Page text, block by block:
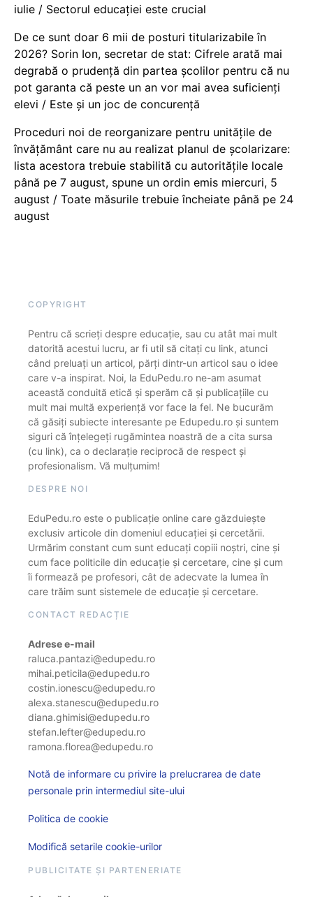
iulie / Sectorul educației este crucial
De ce sunt doar 6 mii de posturi titularizabile în
2026? Sorin Ion, secretar de stat: Cifrele arată mai
degrabă o prudență din partea școlilor pentru că nu
pot garanta că peste un an vor mai avea suficienți
elevi / Este și un joc de concurență
Proceduri noi de reorganizare pentru unitățile de
învățământ care nu au realizat planul de școlarizare:
lista acestora trebuie stabilită cu autoritățile locale
până pe 7 august, spune un ordin emis miercuri, 5
august / Toate măsurile trebuie încheiate până pe 24
august
COPYRIGHT
Pentru că scrieți despre educație, sau cu atât mai mult
datorită acestui lucru, ar fi util să citați cu link, atunci
când preluați un articol, părți dintr-un articol sau o idee
care v-a inspirat. Noi, la EduPedu.ro ne-am asumat
această conduită etică și sperăm că și publicațiile cu
mult mai multă experiență vor face la fel. Ne bucurăm
că găsiți subiecte interesante pe Edupedu.ro și suntem
siguri că înțelegeți rugămintea noastră de a cita sursa
(cu link), ca o declarație reciprocă de respect și
profesionalism. Vă mulțumim!
DESPRE NOI
EduPedu.ro este o publicație online care găzduiește
exclusiv articole din domeniul educației și cercetării.
Urmărim constant cum sunt educați copiii noștri, cine și
cum face politicile din educație și cercetare, cine și cum
îi formează pe profesori, cât de adecvate la lumea în
care trăim sunt sistemele de educație și cercetare.
CONTACT REDACȚIE
Adrese e-mail
raluca.pantazi@edupedu.ro
mihai.peticila@edupedu.ro
costin.ionescu@edupedu.ro
alexa.stanescu@edupedu.ro
diana.ghimisi@edupedu.ro
stefan.lefter@edupedu.ro
ramona.florea@edupedu.ro
Notă de informare cu privire la prelucrarea de date
personale prin intermediul site-ului
Politica de cookie
Modifică setarile cookie-urilor
PUBLICITATE ȘI PARTENERIATE